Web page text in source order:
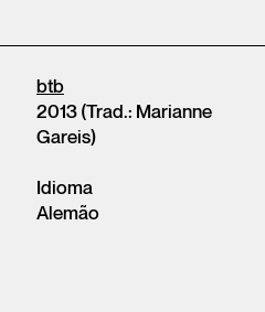
btb
2013 (Trad.: Marianne
Gareis)
Idioma
Alemão